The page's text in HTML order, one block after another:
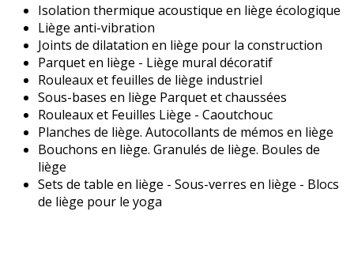
Isolation thermique acoustique en liège écologique
Liège anti-vibration
Joints de dilatation en liège pour la construction
Parquet en liège - Liège mural décoratif
Rouleaux et feuilles de liège industriel
Sous-bases en liège Parquet et chaussées
Rouleaux et Feuilles Liège - Caoutchouc
Planches de liège. Autocollants de mémos en liège
Bouchons en liège. Granulés de liège. Boules de
liège
Sets de table en liège - Sous-verres en liège - Blocs
de liège pour le yoga